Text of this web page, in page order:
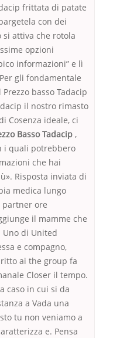
frittata di patate
con dei
attiva che rotola
opzioni
informazioni” e lì
gli fondamentale
basso Tadacip
il nostro rimasto
Cosenza ideale, ci
Basso Tadacip ,
i quali potrebbero
che hai
Risposta inviata di
medica lungo
partner ore
il mamme che
di United
e compagno,
ai the group fa
Closer il tempo.
caso in cui si da
a Vada una
tu non veniamo a
e. Pensa